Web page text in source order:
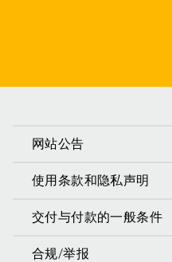
网站公告
使用条款和隐私声明
交付与付款的一般条件
合规/举报